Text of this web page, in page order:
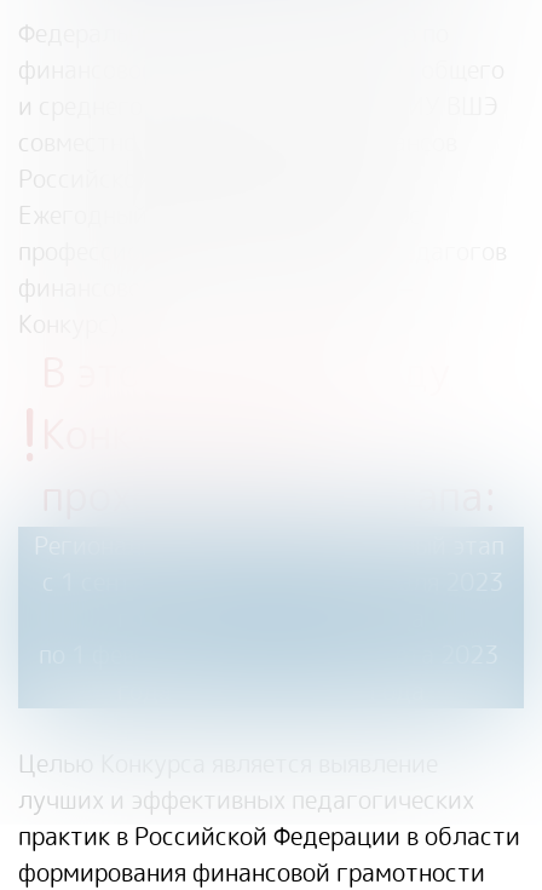
Федеральный методический центр по
финансовой грамотности системы общего
и среднего образования на базе НИУ ВШЭ
совместно с Министерством финансов
Российской Федерации проводят
Ежегодный Всероссийский конкурс
профессионального мастерства педагогов
финансовой грамотности (далее –
Конкурс).
!
Региональный этап
Целью Конкурса является выявление
лучших и эффективных педагогических
практик в Российской Федерации в области
формирования финансовой грамотности